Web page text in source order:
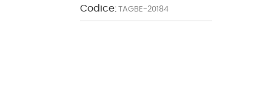
Codice: TAGBE-20184